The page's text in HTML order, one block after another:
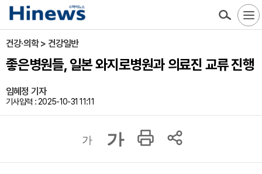
건강·의학 > 건강일반
좋은병원들, 일본 와지로병원과 의료진 교류 진행
임혜정 기자
기사입력 : 2025-10-31 11:11
가 가